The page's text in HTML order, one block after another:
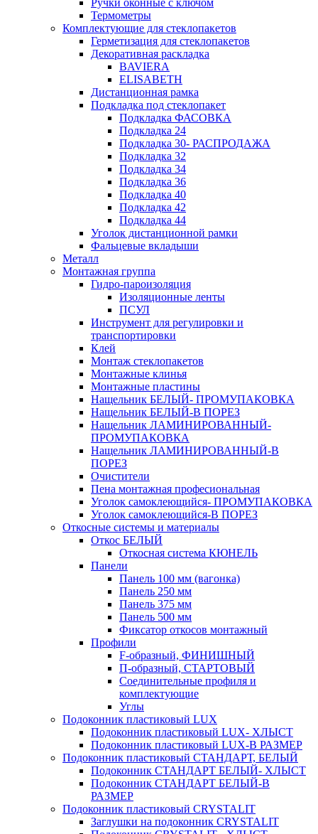
Термометры
Комплектующие для стеклопакетов
Герметизация для стеклопакетов
Декоративная раскладка
BAVIERA
ELISABETH
Дистанционная рамка
Подкладка под стеклопакет
Подкладка ФАСОВКА
Подкладка 24
Подкладка 30- РАСПРОДАЖА
Подкладка 32
Подкладка 34
Подкладка 36
Подкладка 40
Подкладка 42
Подкладка 44
Уголок дистанционной рамки
Фальцевые вкладыши
Металл
Монтажная группа
Гидро-пароизоляция
Изоляционные ленты
ПСУЛ
Инструмент для регулировки и
транспортировки
Клей
Монтаж стеклопакетов
Монтажные клинья
Монтажные пластины
Нащельник БЕЛЫЙ- ПРОМУПАКОВКА
Нащельник БЕЛЫЙ-В ПОРЕЗ
Нащельник ЛАМИНИРОВАННЫЙ-
ПРОМУПАКОВКА
Нащельник ЛАМИНИРОВАННЫЙ-В
ПОРЕЗ
Очистители
Пена монтажная професиональная
Уголок самоклеющийся- ПРОМУПАКОВКА
Уголок самоклеющийся-В ПОРЕЗ
Откосные системы и материалы
Откос БЕЛЫЙ
Откосная система КЮНЕЛЬ
Панели
Панель 100 мм (вагонка)
Панель 250 мм
Панель 375 мм
Панель 500 мм
Фиксатор откосов монтажный
Профили
F-образный, ФИНИШНЫЙ
П-образный, СТАРТОВЫЙ
Соединительные профиля и
комплектующие
Углы
Подоконник пластиковый LUX
Подоконник пластиковый LUX- ХЛЫСТ
Подоконник пластиковый LUX-В РАЗМЕР
Подоконник пластиковый СТАНДАРТ, БЕЛЫЙ
Подоконник СТАНДАРТ БЕЛЫЙ- ХЛЫСТ
Подоконник СТАНДАРТ БЕЛЫЙ-В
РАЗМЕР
Подоконник пластиковый CRYSTALIT
Заглушки на подоконник CRYSTALIT